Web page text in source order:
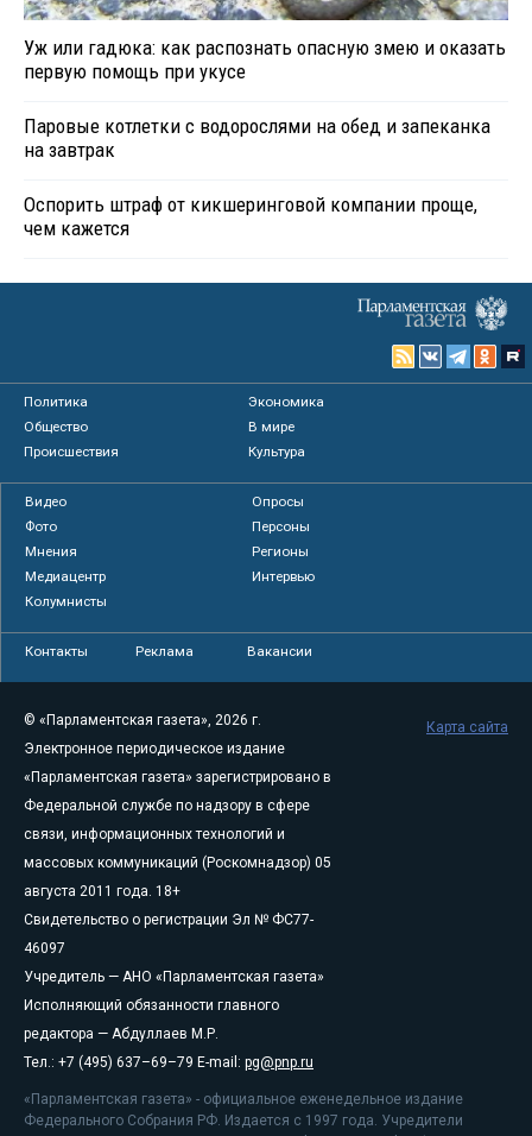
Уж или гадюка: как распознать опасную змею и оказать
первую помощь при укусе
Паровые котлетки с водорослями на обед и запеканка
на завтрак
Оспорить штраф от кикшеринговой компании проще,
чем кажется
Политика
Экономика
Общество
В мире
Происшествия
Культура
Видео
Опросы
Фото
Персоны
Мнения
Регионы
Медиацентр
Интервью
Колумнисты
Контакты Реклама Вакансии
© «Парламентская газета», 2026 г.
Электронное периодическое издание
«Парламентская газета» зарегистрировано в
Федеральной службе по надзору в сфере
связи, информационных технологий и
массовых коммуникаций (Роскомнадзор) 05
августа 2011 года. 18+
Свидетельство о регистрации Эл № ФС77-
46097
Учредитель — АНО «Парламентская газета»
Исполняющий обязанности главного
редактора — Абдуллаев М.Р.
Тел.: +7 (495) 637–69–79 E-mail: pg@pnp.ru
«Парламентская газета» - официальное еженедельное издание
Федерального Собрания РФ. Издается с 1997 года. Учредители
Карта сайта